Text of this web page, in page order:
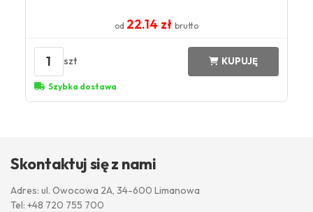
od 22.14 zł brutto
1 szt KUPUJĘ
Szybka dostawa
Skontaktuj się z nami
Adres: ul. Owocowa 2A, 34-600 Limanowa
Tel: +48 720 755 700